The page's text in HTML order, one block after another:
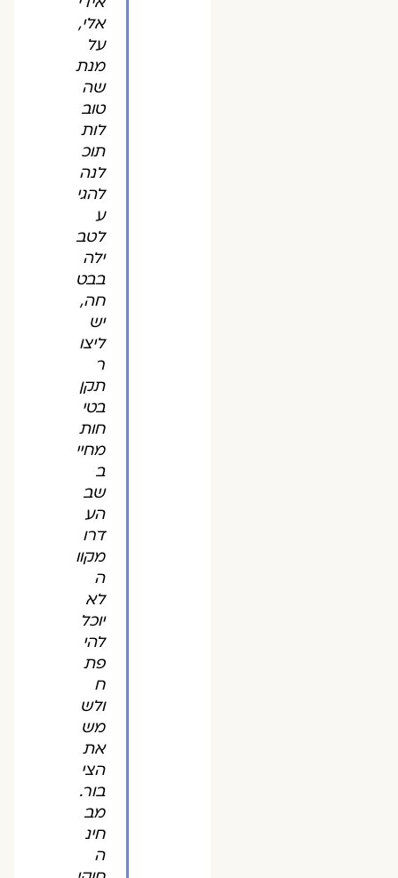
אלי,
על
מנת
שה
טוב
לות
תוכ
לנה
להגי
ע
לטב
ילה
בבט
חה,
יש
ליצו
ר
תקן
בטי
חות
מחיי
ב
שב
הע
דרו
מקוו
ה
לא
יוכל
להי
פת
ח
ולש
מש
את
הצי
בור.
מב
חינ
ה